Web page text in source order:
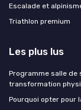
Escalade et
Triathlon premium
Les plus lus
Programme salle de
transformation
Pourquoi opter pour